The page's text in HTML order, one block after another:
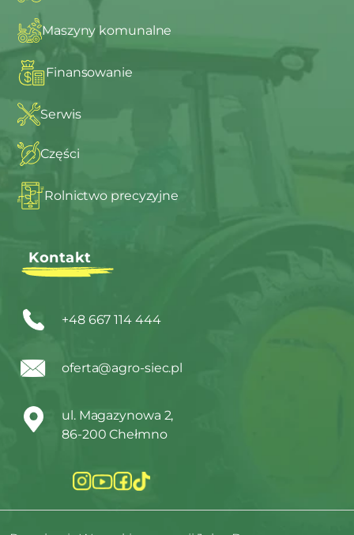
Maszyny komunalne
Finansowanie
Serwis
Części
Rolnictwo precyzyjne
Kontakt
+48 667 114 444
oferta@agro-siec.pl
ul. Magazynowa 2,
86-200 Chełmno